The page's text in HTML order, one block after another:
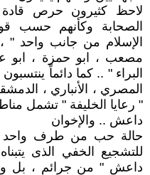
لاحظ كثيرون حرص قادة
الصحابة وكأنهم حسب
الإسلام من جانب واحد
مصعب ، ابو حمزة ، ابو
البراء " .. كما دائماً
المصري ، الأنباري ،
" رعايا الخليفة " تشمل
داعش .. والإخوان
حالة حب من طرف واحد
للتشجيع الخفي الذى
داعش " من جرائم ، بل